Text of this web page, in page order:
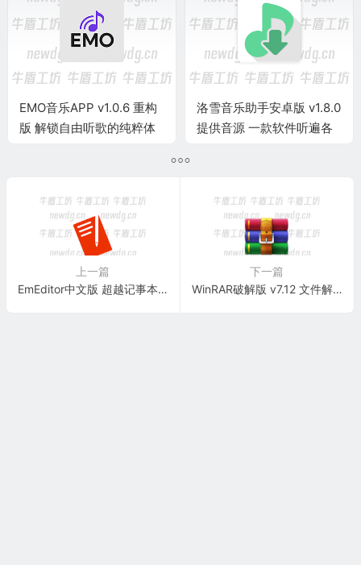
‌EMO音乐APP v1.0.6 重构
版 解锁自由听歌的纯粹体
洛雪音乐助手安卓版 v1.8.0
提供音源 一款软件听遍各
上一篇
EmEditor中文版 超越记事本的文本编辑利器 v25.2.2 绿色版
下一篇
WinRAR破解版 v7.12 文件解压缩利器